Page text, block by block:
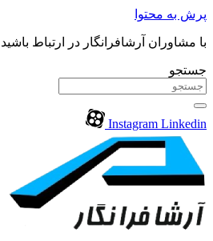
پرش به محتوا
با مشاوران آرشافرانگار در ارتباط باشید 15-88539500-021
جستجو
Instagram Linkedin